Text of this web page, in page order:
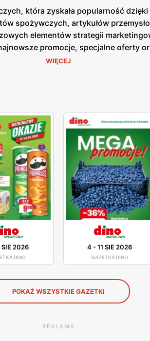
która zyskała popularność
spożywczych, artykułów
elementów strategii
promocje, specjalne oferty
one dostępne zarówno w formie
Dzięki dogodnym lokalizacjom
co przekłada się na
dla każdego klienta.
WIĘCEJ
SIE 2026
DINO
4 -11 SIE 2026
GAZETKA DINO
POKAŻ WSZYSTKIE GAZETKI
REKLAMA